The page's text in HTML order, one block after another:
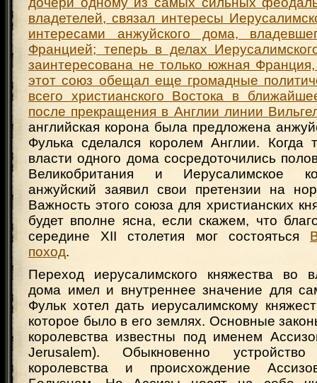
владетелей, связал интересы
интересами анжуйского дома,
Францией; теперь в делах
заинтересована не только южная
этот союз обещал еще громадные
всего христианского Востока в
после прекращения в Англии линии
английская корона была предложена
Фулька сделался королем Англии. Когда
власти одного дома сосредоточились
Великобритания и Иерусалимское
анжуйский заявил свои претензии на
Важность этого союза для христианских
будет вполне ясна, если скажем, что
середине XII столетия мог состояться
поход.
Переход иерусалимского княжества во
дома имел и внутреннее значение для
Фульк хотел дать иерусалимскому
которое было в его землях. Основные
королевства известны под именем
Jerusalem). Обыкновенно устройство
королевства и происхождение